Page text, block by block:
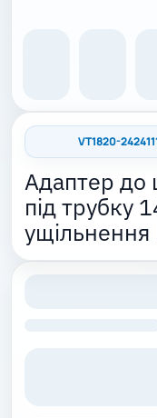
VT1820-
Адаптер до
під трубку
ущільнення